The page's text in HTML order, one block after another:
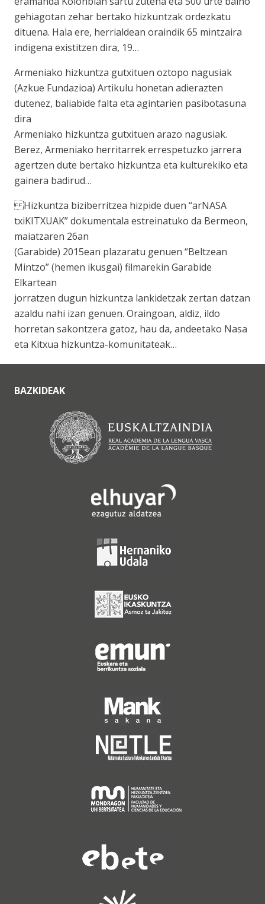
gehiagotan zehar bertako hizkuntzak ordezkatu
dituena. Hala ere, herrialdean oraindik 65 mintzaira
indigena existitzen dira, 19…
Armeniako hizkuntza gutxituen oztopo nagusiak
(Azkue Fundazioa) Artikulu honetan adierazten
dutenez, baliabide falta eta agintarien pasibotasuna
dira
Armeniako hizkuntza gutxituen arazo nagusiak.
Berez, Armeniako herritarrek errespetuzko jarrera
agertzen dute bertako hizkuntza eta kulturekiko eta
gainera badirud…
Hizkuntza biziberritzea hizpide duen “arNASA
txiKITXUAK” dokumentala estreinatuko da Bermeon,
maiatzaren 26an
(Garabide) 2015ean plazaratu genuen “Beltzean
Mintzo” (hemen ikusgai) filmarekin Garabide
Elkartean
jorratzen dugun hizkuntza lankidetzak zertan datzan
azaldu nahi izan genuen. Oraingoan, aldiz, ildo
horretan sakontzera gatoz, hau da, andeetako Nasa
eta Kitxua hizkuntza-komunitateak…
BAZKIDEAK